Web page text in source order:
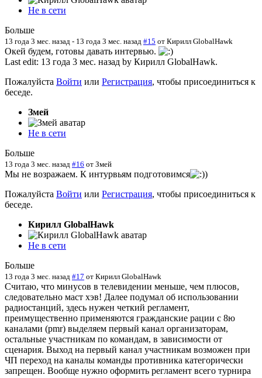
Не в сети
Больше
13 года 3 мес. назад - 13 года 3 мес. назад #15 от Кирилл GlobalHawk
Окей будем, готовы давать интервью.
Last edit: 13 года 3 мес. назад by Кирилл GlobalHawk.
Пожалуйста Войти или Регистрация, чтобы присоединиться к
беседе.
Змей
Не в сети
Больше
13 года 3 мес. назад #16 от Змей
Мы не возражаем. К интурвьям подготовимся
)
Пожалуйста Войти или Регистрация, чтобы присоединиться к
беседе.
Кирилл GlobalHawk
Не в сети
Больше
13 года 3 мес. назад #17 от Кирилл GlobalHawk
Считаю, что минусов в телевидении меньше, чем плюсов,
следовательно маст хэв! Далее подумал об использовании
радиостанций, здесь нужен четкий регламент,
преимущественно применяются гражданские рации с 8ю
каналами (pmr) выделяем первый канал организаторам,
остальные участникам по командам, в зависимости от
сценария. Выход на первый канал участникам возможен при
ЧП переход на каналы команды противника категорически
запрещен. Вообще нужно оформить регламент всего турнира